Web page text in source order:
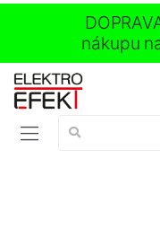
nákupu
Vyhledávání: